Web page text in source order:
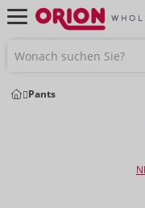
Pants